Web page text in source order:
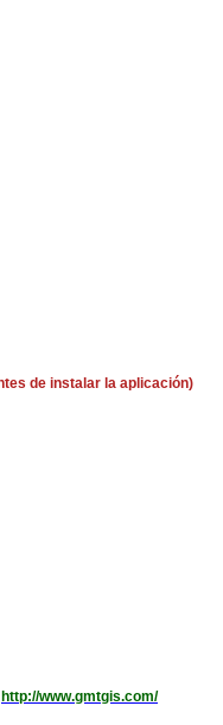
de instalar la aplicación)
http://www.gmtgis.com/